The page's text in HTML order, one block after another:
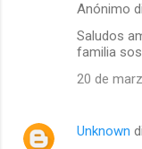
Anónimo
Saludos
familia
20 de
Unknown